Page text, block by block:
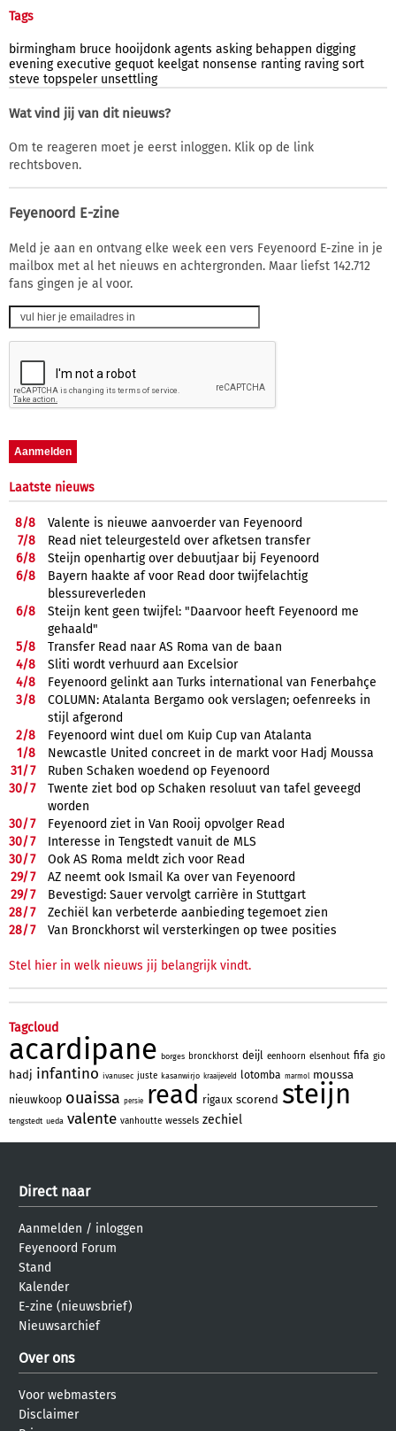
Tags
birmingham bruce hooijdonk agents asking behappen digging
evening executive gequot keelgat nonsense ranting raving sort
steve topspeler unsettling
Wat vind jij van dit nieuws?
Om te reageren moet je eerst inloggen. Klik op de link
rechtsboven.
Feyenoord E-zine
Meld je aan en ontvang elke week een vers Feyenoord E-zine in je
mailbox met al het nieuws en achtergronden. Maar liefst 142.712
fans gingen je al voor.
Laatste nieuws
8/8
Valente is nieuwe aanvoerder van Feyenoord
7/8
Read niet teleurgesteld over afketsen transfer
6/8
Steijn openhartig over debuutjaar bij Feyenoord
6/8
Bayern haakte af voor Read door twijfelachtig
blessureverleden
6/8
Steijn kent geen twijfel: "Daarvoor heeft Feyenoord me
gehaald"
5/8
Transfer Read naar AS Roma van de baan
4/8
Sliti wordt verhuurd aan Excelsior
4/8
Feyenoord gelinkt aan Turks international van Fenerbahçe
3/8
COLUMN: Atalanta Bergamo ook verslagen; oefenreeks in
stijl afgerond
2/8
Feyenoord wint duel om Kuip Cup van Atalanta
1/8
Newcastle United concreet in de markt voor Hadj Moussa
31/7
Ruben Schaken woedend op Feyenoord
30/7
Twente ziet bod op Schaken resoluut van tafel geveegd
worden
30/7
Feyenoord ziet in Van Rooij opvolger Read
30/7
Interesse in Tengstedt vanuit de MLS
30/7
Ook AS Roma meldt zich voor Read
29/7
AZ neemt ook Ismail Ka over van Feyenoord
29/7
Bevestigd: Sauer vervolgt carrière in Stuttgart
28/7
Zechiël kan verbeterde aanbieding tegemoet zien
28/7 Van Bronckhorst wil versterkingen op twee posities
Stel hier in welk nieuws jij belangrijk vindt.
Tagcloud
acardipane borges bronckhorst deijl eenhoorn elsenhout fifa gio
hadj infantino ivanusec juste kasanwirjo kraaijeveld lotomba marmol moussa
nieuwkoop ouaissa persie read rigaux scorend steijn
tengstedt ueda valente vanhoutte wessels zechiel
Direct naar
Aanmelden / inloggen
Feyenoord Forum
Stand
Kalender
E-zine (nieuwsbrief)
Nieuwsarchief
Over ons
Voor webmasters
Disclaimer